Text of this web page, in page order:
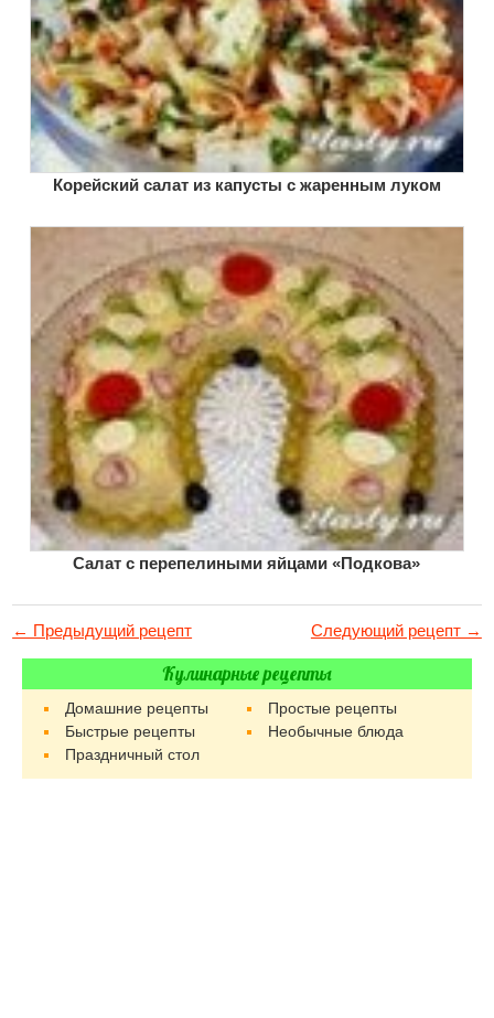
Корейский салат из капусты с жаренным луком
Салат с перепелиными яйцами «Подкова»
← Предыдущий рецепт Следующий рецепт →
Кулинарные рецепты
Домашние рецепты
Простые рецепты
Быстрые рецепты
Необычные блюда
Праздничный стол